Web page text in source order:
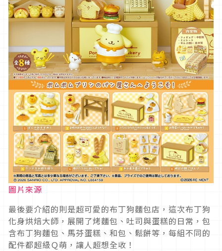
圖片來源
最後要介紹的則是超可愛的布丁狗麵包店，這次布丁狗
化身烘焙大師，展開了烤麵包、吐司與蛋糕的日常，包
含布丁狗麵包、馬芬蛋糕、和包、鬆餅等，每組不同的
配件都超級Ｑ萌，讓人超想全收！